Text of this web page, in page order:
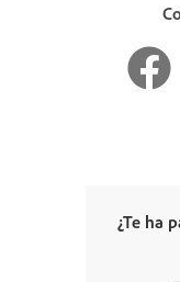
¿Te ha